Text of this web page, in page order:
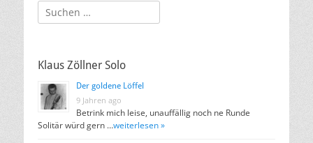
Suchen
nach:
Klaus Zöllner Solo
Der goldene Löffel
9 Jahren ago
Betrink mich leise, unauffällig noch ne Runde
Solitär würd gern …weiterlesen »